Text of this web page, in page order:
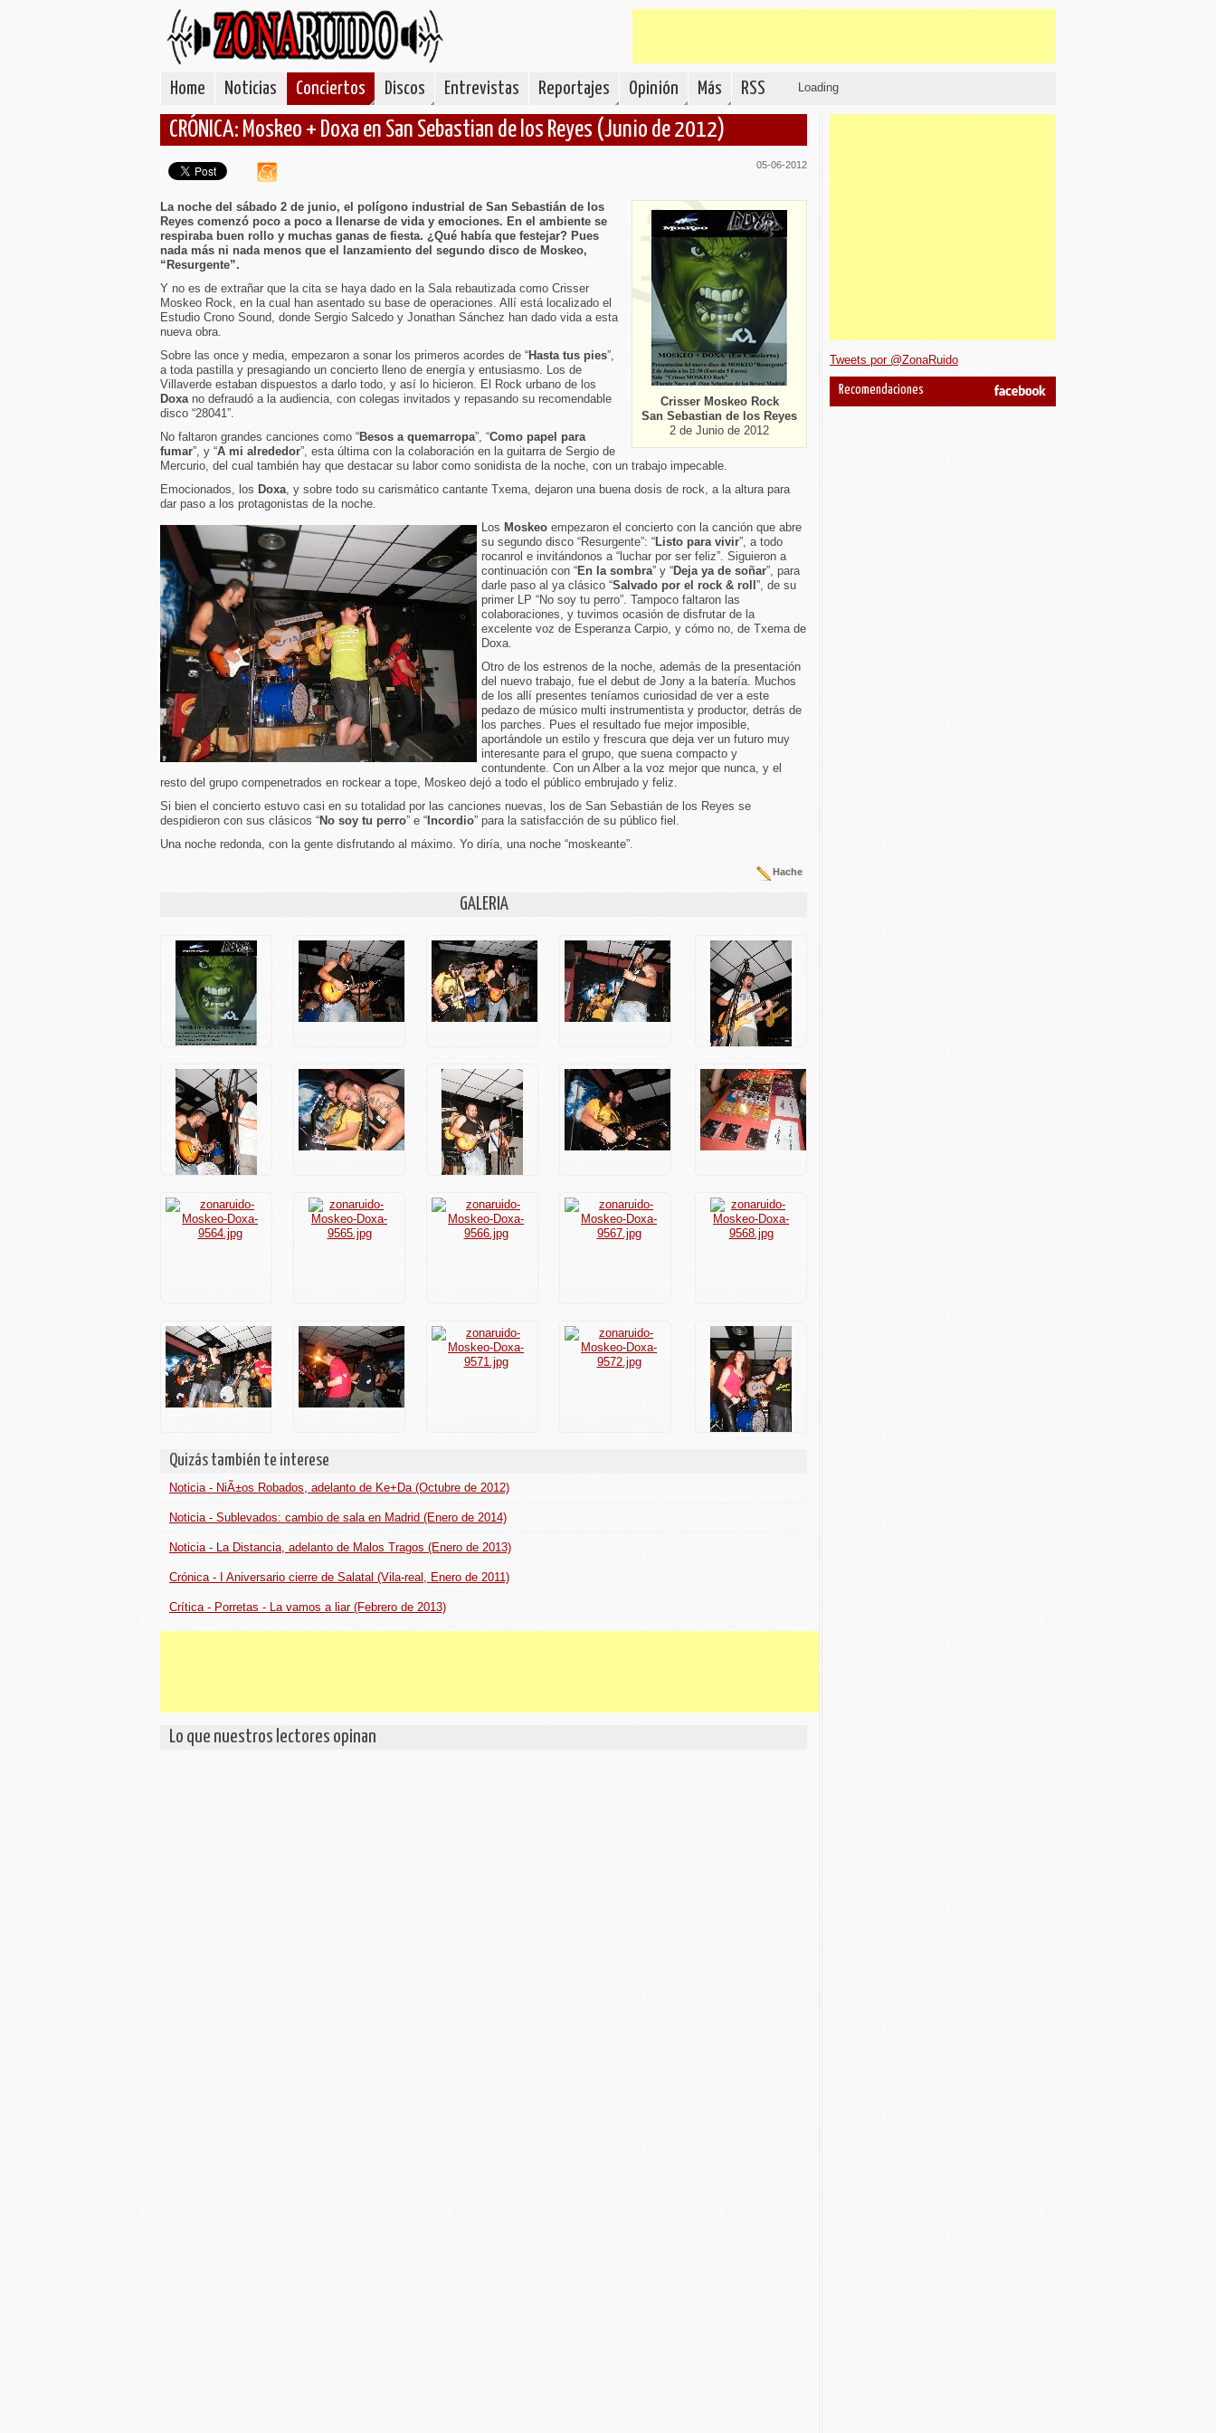
Home Noticias Conciertos Discos Entrevistas Reportajes Opinión Más RSS Loading
CRÓNICA: Moskeo + Doxa en San Sebastian de los Reyes (Junio de 2012)
05-06-2012
Crisser Moskeo Rock
San Sebastian de los Reyes
2 de Junio de 2012
La noche del sábado 2 de junio, el polígono industrial de San Sebastián de los
Reyes comenzó poco a poco a llenarse de vida y emociones. En el ambiente se
respiraba buen rollo y muchas ganas de fiesta. ¿Qué había que festejar? Pues
nada más ni nada menos que el lanzamiento del segundo disco de Moskeo,
“Resurgente”.
Y no es de extrañar que la cita se haya dado en la Sala rebautizada como Crisser
Moskeo Rock, en la cual han asentado su base de operaciones. Allí está localizado el
Estudio Crono Sound, donde Sergio Salcedo y Jonathan Sánchez han dado vida a esta
nueva obra.
Sobre las once y media, empezaron a sonar los primeros acordes de “Hasta tus pies”,
a toda pastilla y presagiando un concierto lleno de energía y entusiasmo. Los de
Villaverde estaban dispuestos a darlo todo, y así lo hicieron. El Rock urbano de los
Doxa no defraudó a la audiencia, con colegas invitados y repasando su recomendable
disco “28041”.
No faltaron grandes canciones como “Besos a quemarropa”, “Como papel para
fumar”, y “A mi alrededor”, esta última con la colaboración en la guitarra de Sergio de
Mercurio, del cual también hay que destacar su labor como sonidista de la noche, con un trabajo impecable.
Emocionados, los Doxa, y sobre todo su carismático cantante Txema, dejaron una buena dosis de rock, a la altura para
dar paso a los protagonistas de la noche.
Los Moskeo empezaron el concierto con la canción que abre
su segundo disco “Resurgente”: “Listo para vivir”, a todo
rocanrol e invitándonos a “luchar por ser feliz”. Siguieron a
continuación con “En la sombra” y “Deja ya de soñar”, para
darle paso al ya clásico “Salvado por el rock & roll ”, de su
primer LP “No soy tu perro”. Tampoco faltaron las
colaboraciones, y tuvimos ocasión de disfrutar de la
excelente voz de Esperanza Carpio, y cómo no, de Txema de
Doxa.
Otro de los estrenos de la noche, además de la presentación
del nuevo trabajo, fue el debut de Jony a la batería. Muchos
de los allí presentes teníamos curiosidad de ver a este
pedazo de músico multi instrumentista y productor, detrás de
los parches. Pues el resultado fue mejor imposible,
aportándole un estilo y frescura que deja ver un futuro muy
interesante para el grupo, que suena compacto y
contundente. Con un Alber a la voz mejor que nunca, y el
resto del grupo compenetrados en rockear a tope, Moskeo dejó a todo el público embrujado y feliz.
Si bien el concierto estuvo casi en su totalidad por las canciones nuevas, los de San Sebastián de los Reyes se
despidieron con sus clásicos “No soy tu perro” e “ Incordio” para la satisfacción de su público fiel.
Una noche redonda, con la gente disfrutando al máximo. Yo diría, una noche “moskeante”.
Hache
GALERIA
Quizás también te interese
Noticia - NiÃ±os Robados, adelanto de Ke+Da (Octubre de 2012)
Noticia - Sublevados: cambio de sala en Madrid (Enero de 2014)
Noticia - La Distancia, adelanto de Malos Tragos (Enero de 2013)
Crónica - I Aniversario cierre de Salatal (Vila-real, Enero de 2011)
Crítica - Porretas - La vamos a liar (Febrero de 2013)
Lo que nuestros lectores opinan
Tweets por @ZonaRuido
Recomendaciones